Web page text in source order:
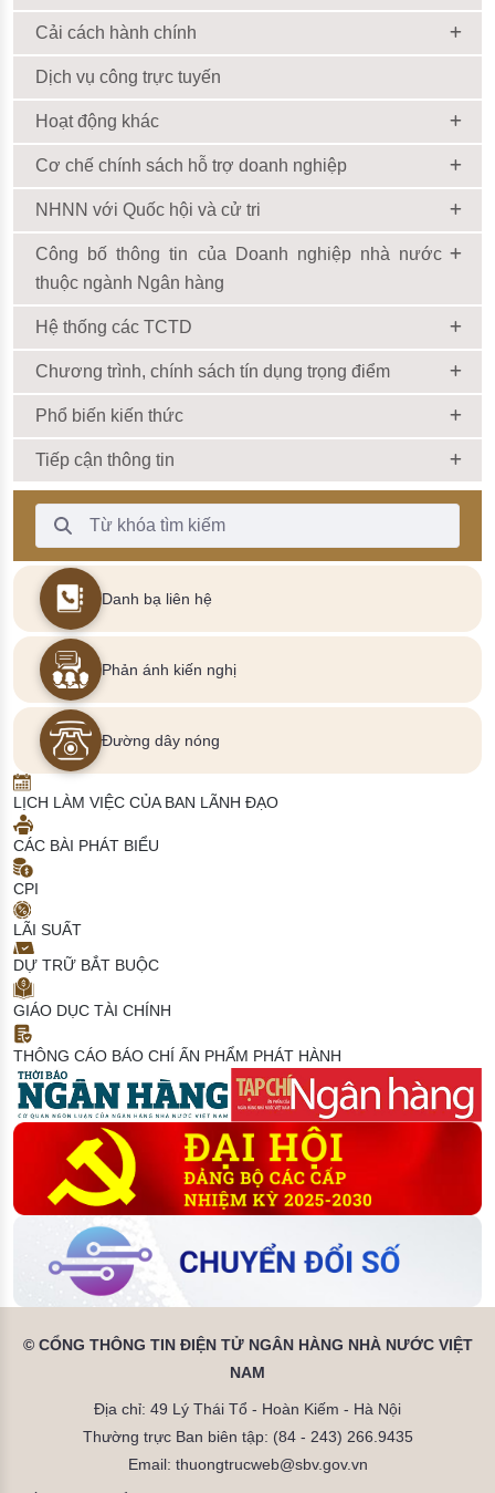
Cải cách hành chính
Dịch vụ công trực tuyến
Hoạt động khác
Cơ chế chính sách hỗ trợ doanh nghiệp
NHNN với Quốc hội và cử tri
Công bố thông tin của Doanh nghiệp nhà nước
thuộc ngành Ngân hàng
Hệ thống các TCTD
Chương trình, chính sách tín dụng trọng điểm
Phổ biến kiến thức
Tiếp cận thông tin
Thanh Tìm kiếm
Danh bạ liên hệ
Phản ánh kiến nghị
Đường dây nóng
LỊCH LÀM VIỆC CỦA BAN LÃNH ĐẠO
CÁC BÀI PHÁT BIỂU
CPI
LÃI SUẤT
DỰ TRỮ BẮT BUỘC
GIÁO DỤC TÀI CHÍNH
THÔNG CÁO BÁO CHÍ ẤN PHẨM PHÁT HÀNH
© CỔNG THÔNG TIN ĐIỆN TỬ NGÂN HÀNG NHÀ NƯỚC VIỆT
NAM
Địa chỉ: 49 Lý Thái Tổ - Hoàn Kiếm - Hà Nội
Thường trực Ban biên tập: (84 - 243) 266.9435
Email: thuongtrucweb@sbv.gov.vn